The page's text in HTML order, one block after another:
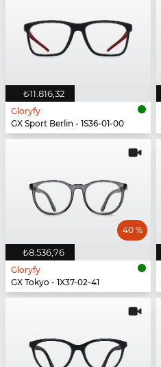
₺11.816,32
Gloryfy
GX Sport Berlin - 1S36-01-00
₺8.536,76
40 %
Gloryfy
GX Tokyo - 1X37-02-41